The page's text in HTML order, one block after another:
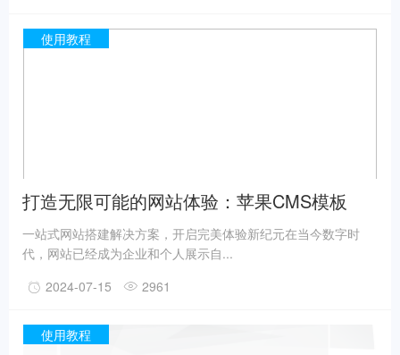
使用教程
打造无限可能的网站体验：苹果CMS模板
一站式网站搭建解决方案，开启完美体验新纪元在当今数字时
代，网站已经成为企业和个人展示自...
2024-07-15
2961
使用教程